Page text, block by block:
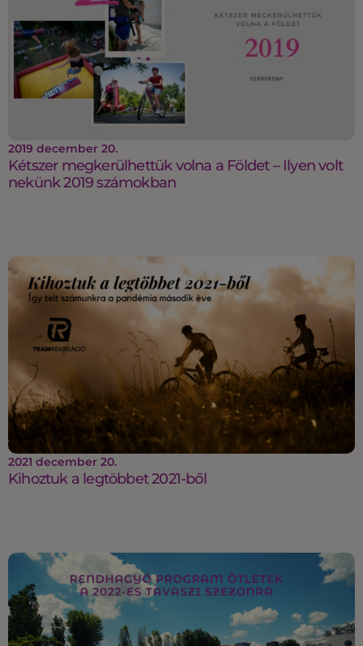
2019 december 20.
Kétszer megkerülhettük volna a Földet – Ilyen volt
nekünk 2019 számokban
2021 december 20.
Kihoztuk a legtöbbet 2021-ből